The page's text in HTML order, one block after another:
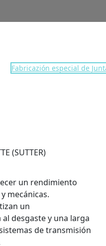
Fabricazión especial de
(SUTTER)
un rendimiento
mecánicas.
un
desgaste y una larga
de transmisión